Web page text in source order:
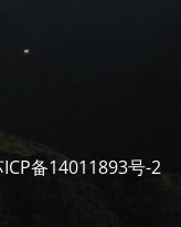
备14011893号-2